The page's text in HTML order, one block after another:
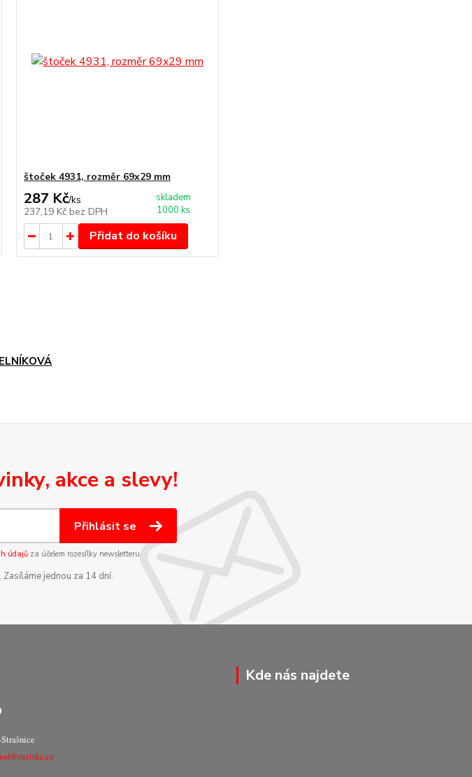
štoček 4931, rozměr 69x29 mm
287 Kč/ks
237,19 Kč bez DPH
skladem
1000 ks
Přidat do košíku
akce a slevy!
Přihlásit se
údajůza účelem rozesílky newsletteru.
jednou za 14 dní.
Kde nás najdete